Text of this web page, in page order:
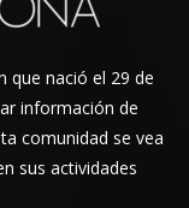
que nació el 29 de
información de
comunidad se vea
sus actividades